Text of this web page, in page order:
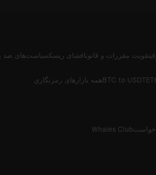
تقویت مقررات و قانونافشای ریسکسیاست‌های ضد
BTC to USDTهمه بازارهای رمزنگاری
Whales Club